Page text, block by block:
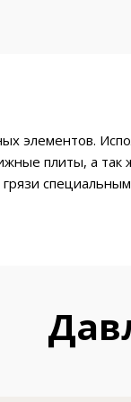
элементов.
плиты, а так